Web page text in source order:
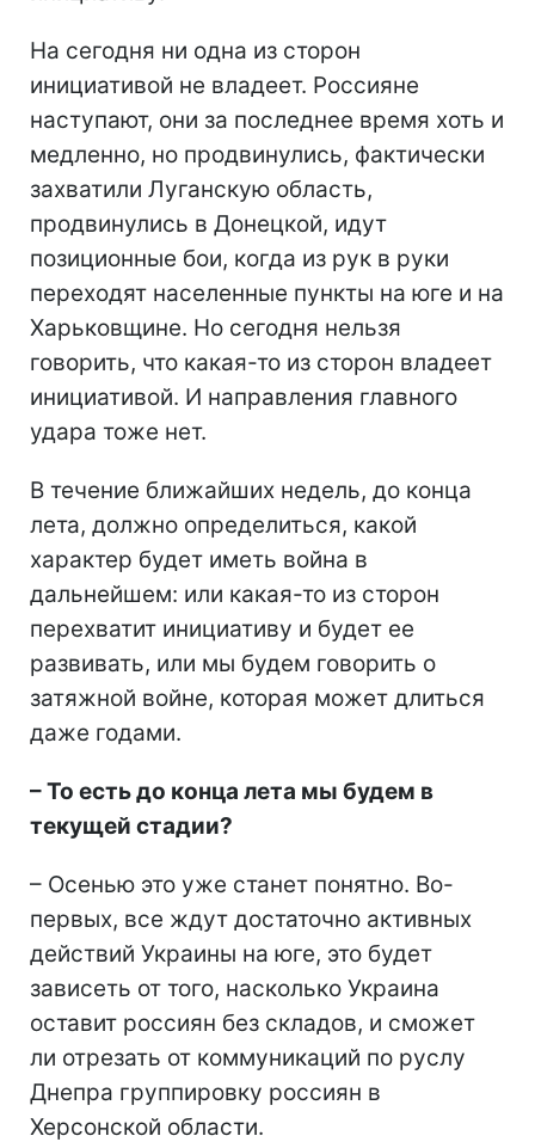
На сегодня ни одна из сторон
инициативой не владеет. Россияне
наступают, они за последнее время хоть и
медленно, но продвинулись, фактически
захватили Луганскую область,
продвинулись в Донецкой, идут
позиционные бои, когда из рук в руки
переходят населенные пункты на юге и на
Харьковщине. Но сегодня нельзя
говорить, что какая-то из сторон владеет
инициативой. И направления главного
удара тоже нет.
В течение ближайших недель, до конца
лета, должно определиться, какой
характер будет иметь война в
дальнейшем: или какая-то из сторон
перехватит инициативу и будет ее
развивать, или мы будем говорить о
затяжной войне, которая может длиться
даже годами.
–То есть до конца лета мы будем в
текущей стадии?
– Осенью это уже станет понятно. Во-
первых, все ждут достаточно активных
действий Украины на юге, это будет
зависеть от того, насколько Украина
оставит россиян без складов, и сможет
ли отрезать от коммуникаций по руслу
Днепра группировку россиян в
Херсонской области.